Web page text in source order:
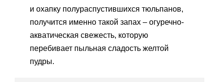
и охапку полураспустившихся тюльпанов,
получится именно такой запах – огуречно-
акватическая свежесть, которую
перебивает пыльная сладость желтой
пудры.